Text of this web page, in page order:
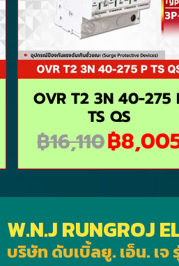
OVR T2 3N 40-275
TS QS
฿16,110฿
W.N.J RUNGROJ
บริษัท ดับเบิ้ลยู. เอ็น. เจ